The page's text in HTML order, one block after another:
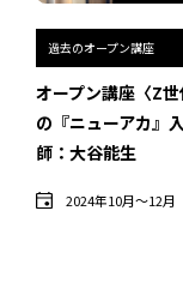
イベントレポート
インタビュー
受講生・修了生の
展覧会アーカイブ
過去のオープン講座
オープン講座〈Z
の『ニューアカ』
師：大谷能生
2024年10月〜12月